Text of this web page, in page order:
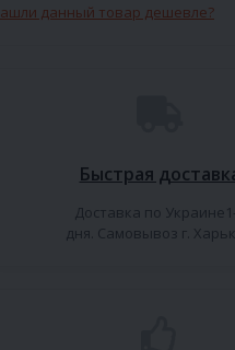
данный товар дешевле?
Быстрая
Доставка по
дня. Самовывоз г.